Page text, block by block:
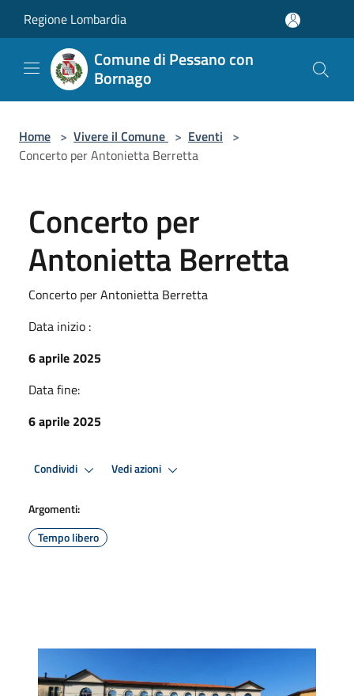
Regione Lombardia
Comune di Pessano con
Bornago
Home > Vivere il Comune > Eventi >
Concerto per Antonietta Berretta
Concerto per
Antonietta Berretta
Concerto per Antonietta Berretta
Data inizio :
6 aprile 2025
Data fine:
6 aprile 2025
Condividi Vedi azioni
Argomenti:
Tempo libero